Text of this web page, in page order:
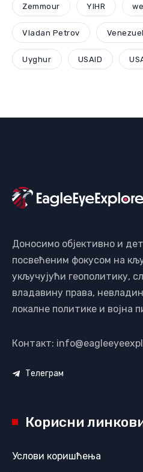
Zemmour YIHR
Vladan Petrov
Uyghur USAID
Доносимо објективно и
посвећеним фокусом на
укључујући геополитику,
владавину права,
локалне политике и војна
Контакт:
Телеграм
Корисни
Услови коришћења